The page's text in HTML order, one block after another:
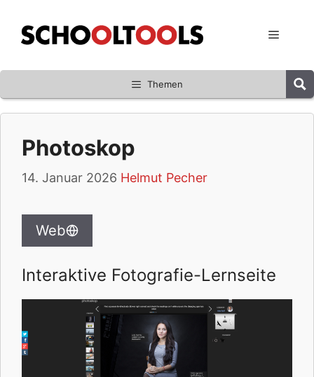
Inhalt
springen
Menü
Themen
Photoskop
14. Januar 2026 Helmut Pecher
Web
Interaktive Fotografie-Lernseite